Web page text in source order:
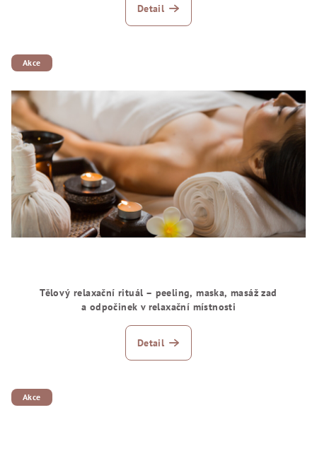
Detail
Akce
Tělový relaxační rituál – peeling, maska, masáž zad
a odpočinek v relaxační místnosti
Detail
Akce